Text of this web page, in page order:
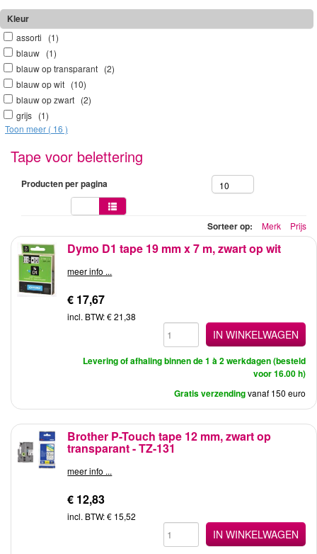
Kleur
assorti (1)
blauw (1)
blauw op transparant (2)
blauw op wit (10)
blauw op zwart (2)
grijs (1)
Toon meer ( 16 )
Tape voor belettering
Producten per pagina 10
Sorteer op: Merk Prijs
Dymo D1 tape 19 mm x 7 m, zwart op wit
meer info ...
€ 17,67
incl. BTW: € 21,38
IN WINKELWAGEN
Levering of afhaling binnen de 1 à 2 werkdagen (besteld
voor 16.00 h)
Gratis verzendingvanaf 150 euro
Brother P-Touch tape 12 mm, zwart op
transparant - TZ-131
meer info ...
€ 12,83
incl. BTW: € 15,52
IN WINKELWAGEN